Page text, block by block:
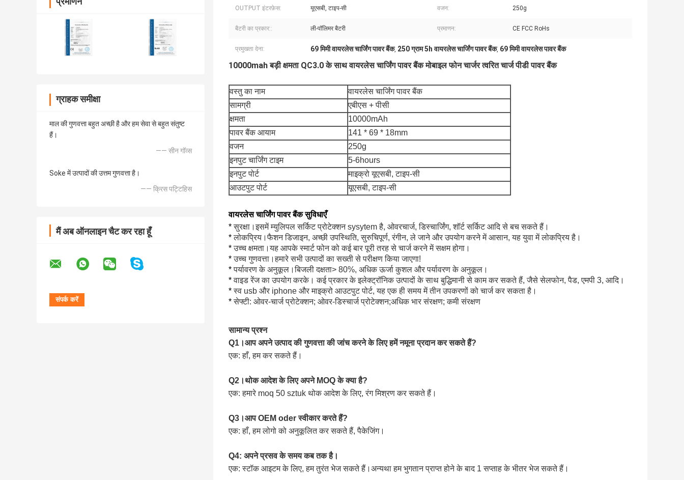
ग्राहक समीक्षा
माल की गुणवत्ता बहुत अच्छी है और हम सेवा से बहुत संतुष्ट
हैं।
—— सीन गॉव्स
Soke में उत्पादों की उत्तम गुणवत्ता है।
—— क्रिस पट्टिहिस
मैं अब ऑनलाइन चैट कर रहा हूँ
OUTPUT इंटरफ़ेस: यूएसबी, टाइप-सी वजन: 250g
बैटरी का प्रकार:: ली-पॉलिमर बैटरी प्रमाणन: CE FCC RoHs
प्रमुखता देना: 69 मिमी वायरलेस चार्जिंग पावर बैंक, 250 ग्राम 5h वायरलेस चार्जिंग पावर बैंक, 69 मिमी वायरलेस पावर बैंक
10000mah बड़ी क्षमता QC3.0 के साथ वायरलेस चार्जिंग पावर बैंक मोबाइल फोन चार्जर त्वरित चार्ज पीडी पावर बैंक
वस्तु का नाम
वायरलेस चार्जिंग पावर बैंक
सामग्री
एबीएस + पीसी
क्षमता
10000mAh
पावर बैंक आयाम
141 * 69 * 18mm
वजन
250g
इनपुट चार्जिंग टाइम
5-6hours
इनपुट पोर्ट
माइक्रो यूएसबी, टाइप-सी
आउटपुट पोर्ट
यूएसबी, टाइप-सी
वायरलेस चार्जिंग पावर बैंक सुविधाएँ
*सुरक्षा।इसमें म्युलिपल सर्किट प्रोटेक्शन sysytem है, ओवरचार्ज, डिस्चार्जिंग, शॉर्ट सर्किट आदि से बच सकते हैं।
*लोकप्रिय।फैशन डिजाइन, अच्छी उपस्थिति, सुरुचिपूर्ण, रंगीन, ले जाने और उपयोग करने में आसान, यह युवा में लोकप्रिय है।
*उच्च क्षमता।यह आपके स्मार्ट फोन को कई बार पूरी तरह से चार्ज करने में सक्षम होगा।
*उच्च गुणवत्ता।हमारे सभी उत्पादों का सख्ती से परीक्षण किया जाएगा!
*पर्यावरण के अनुकूल।बिजली दक्षता> 80%, अधिक ऊर्जा कुशल और पर्यावरण के अनुकूल।
*वाइड रेंज का उपयोग करके। कई प्रकार के इलेक्ट्रॉनिक उत्पादों के साथ बुद्धिमानी से काम कर सकते हैं, जैसे सेलफोन, पैड, एमपी 3, आदि।
*स्व usb और iphone और माइक्रो आउटपुट पोर्ट, यह एक ही समय में तीन उपकरणों को चार्ज कर सकता है।
*सेफ्टी: ओवर-चार्ज प्रोटेक्शन; ओवर-डिस्चार्ज प्रोटेक्शन;अधिक भार संरक्षण; कमी संरक्षण
सामान्य प्रश्न
Q1।आप अपने उत्पाद की गुणवत्ता की जांच करने के लिए हमें नमूना प्रदान कर सकते हैं?
एक: हाँ, हम कर सकते हैं।
Q2।थोक आदेश के लिए अपने MOQ के क्या है?
एक: हमारे moq 50 sztuk थोक आदेश के लिए, रंग मिश्रण कर सकते हैं।
Q3।आप OEM oder स्वीकार करते हैं?
एक: हाँ, हम लोगो को अनुकूलित कर सकते हैं, पैकेजिंग।
Q4: अपने प्रसव के समय कब तक है।
एक: स्टॉक आइटम के लिए, हम तुरंत भेज सकते हैं।अन्यथा हम भुगतान प्राप्त होने के बाद 1 सप्ताह के भीतर भेज सकते हैं।